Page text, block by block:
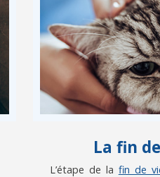
La fin
L’étape de la fin de